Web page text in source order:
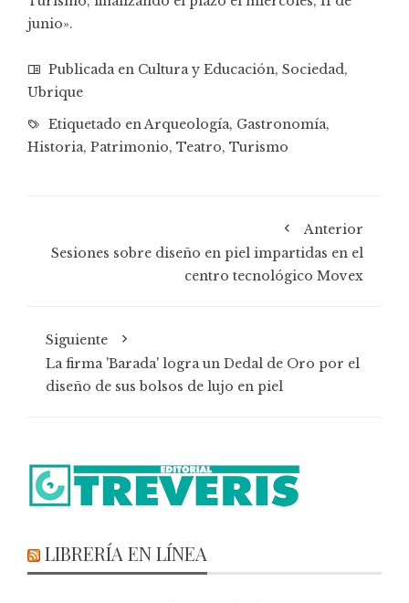
junio».
Publicada en Cultura y Educación, Sociedad,
Ubrique
Etiquetado enArqueología, Gastronomía,
Historia, Patrimonio, Teatro, Turismo
Anterior
Sesiones sobre diseño en piel impartidas en el
centro tecnológico Movex
Siguiente
La firma 'Barada' logra un Dedal de Oro por el
diseño de sus bolsos de lujo en piel
LIBRERÍA EN LÍNEA